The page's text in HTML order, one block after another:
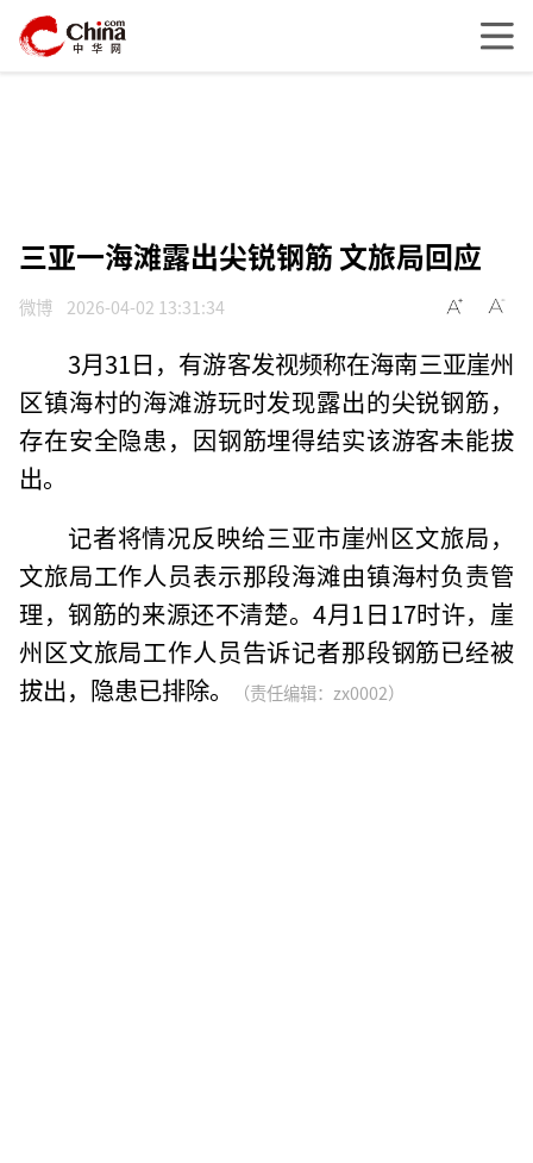
三亚一海滩露出尖锐钢筋 文旅局回应
微博 2026-04-02 13:31:34
3月31日，有游客发视频称在海南三亚崖州
区镇海村的海滩游玩时发现露出的尖锐钢筋，
存在安全隐患，因钢筋埋得结实该游客未能拔
出。
记者将情况反映给三亚市崖州区文旅局，
文旅局工作人员表示那段海滩由镇海村负责管
理，钢筋的来源还不清楚。4月1日17时许，崖
州区文旅局工作人员告诉记者那段钢筋已经被
拔出，隐患已排除。
（责任编辑：zx0002）